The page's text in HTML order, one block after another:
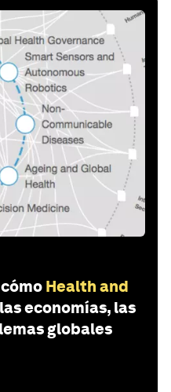
Health and
economías, las
globales